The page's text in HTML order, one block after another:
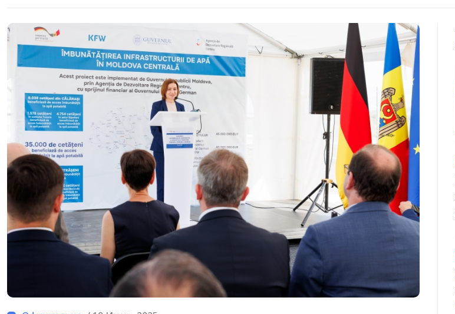
/ 3 часов назад
Премьер-министр Василе Тофан
провёл встречу с послом Италии
Джузеппе Мария Перриконе